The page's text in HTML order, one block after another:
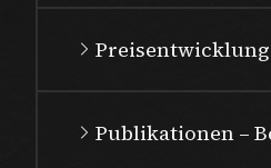
Preisentwicklung
Publikationen –